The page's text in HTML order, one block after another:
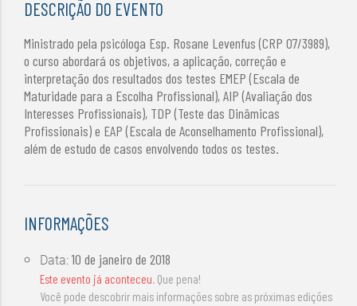
DESCRIÇÃO DO EVENTO
Ministrado pela psicóloga Esp. Rosane Levenfus (CRP 07/3989),
o curso abordará os objetivos, a aplicação, correção e
interpretação dos resultados dos testes EMEP (Escala de
Maturidade para a Escolha Profissional), AIP (Avaliação dos
Interesses Profissionais), TDP (Teste das Dinâmicas
Profissionais) e EAP (Escala de Aconselhamento Profissional),
além de estudo de casos envolvendo todos os testes.
INFORMAÇÕES
Data:10 de janeiro de 2018
Este evento já aconteceu. Que pena!
Você pode descobrir mais informações sobre as próximas edições